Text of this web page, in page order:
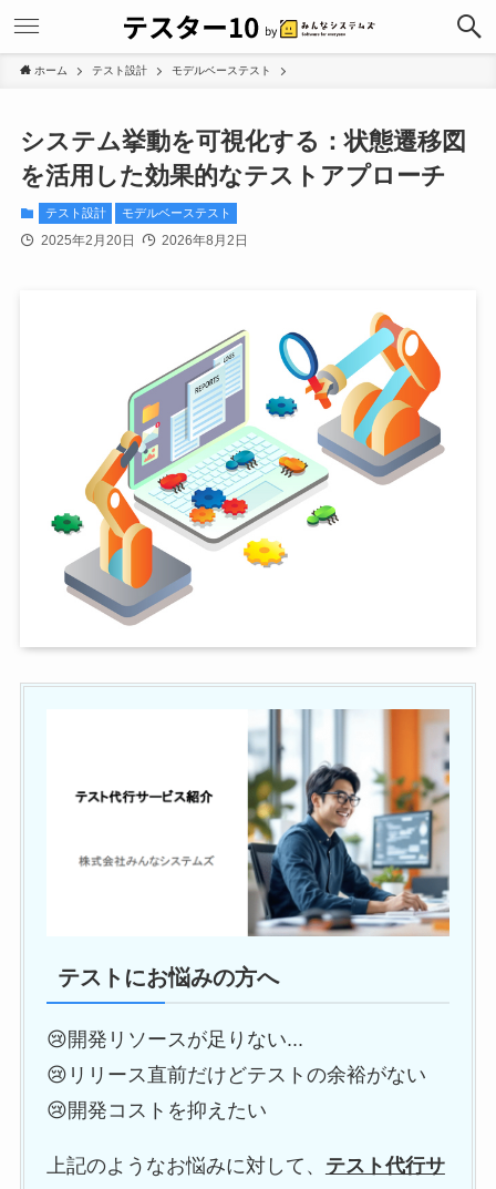
ホーム テスト設計 モデルベーステスト
システム挙動を可視化する：状態遷移図
を活用した効果的なテストアプローチ
テスト設計 モデルベーステスト
2025年2月20日 2026年8月2日
テストにお悩みの方へ
😢開発リソースが足りない...
😢リリース直前だけどテストの余裕がない
😢開発コストを抑えたい
上記のようなお悩みに対して、 テスト代行サ